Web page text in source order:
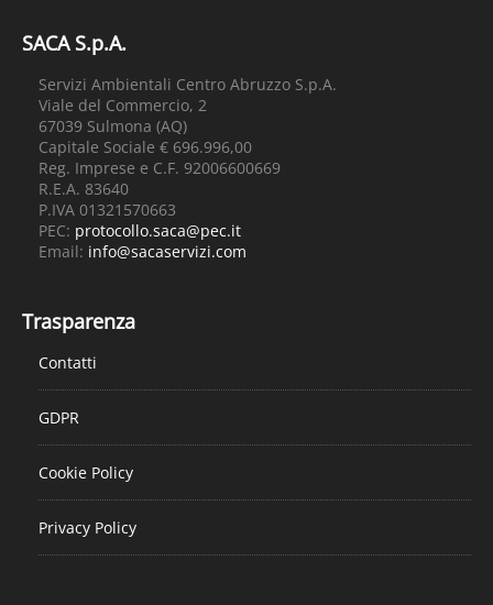
SACA S.p.A.
Servizi Ambientali Centro Abruzzo S.p.A.
Viale del Commercio, 2
67039 Sulmona (AQ)
Capitale Sociale € 696.996,00
Reg. Imprese e C.F. 92006600669
R.E.A. 83640
P.IVA 01321570663
PEC: protocollo.saca@pec.it
Email: info@sacaservizi.com
Trasparenza
Contatti
GDPR
Cookie Policy
Privacy Policy